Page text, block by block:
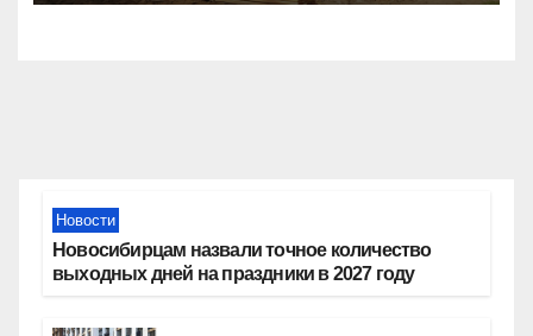
Новости
Новосибирцам назвали точное количество
выходных дней на праздники в 2027 году